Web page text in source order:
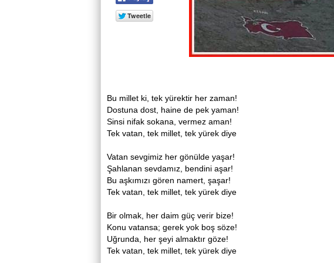
Bu millet ki, tek yürektir her zaman!
Dostuna dost, haine de pek yaman!
Sinsi nifak sokana, vermez aman!
Tek vatan, tek millet, tek yürek diye
Vatan sevgimiz her gönülde yaşar!
Şahlanan sevdamız, bendini aşar!
Bu aşkımızı gören namert, şaşar!
Tek vatan, tek millet, tek yürek diye
Bir olmak, her daim güç verir bize!
Konu vatansa; gerek yok boş söze!
Uğrunda, her şeyi almaktır göze!
Tek vatan, tek millet, tek yürek diye